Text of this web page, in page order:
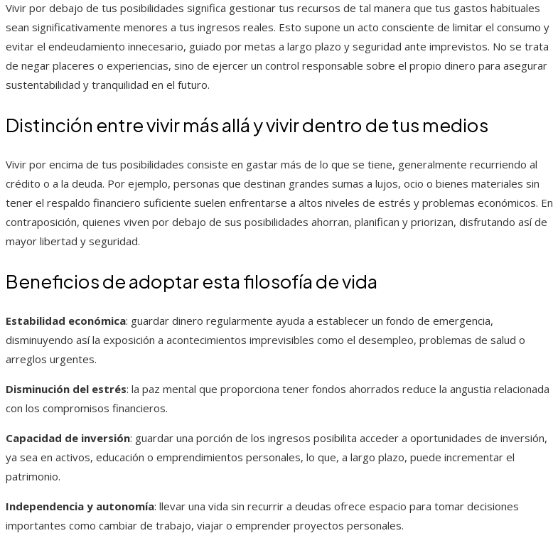
Vivir por debajo de tus posibilidades significa gestionar tus recursos de tal manera que tus gastos habituales
sean significativamente menores a tus ingresos reales. Esto supone un acto consciente de limitar el consumo y
evitar el endeudamiento innecesario, guiado por metas a largo plazo y seguridad ante imprevistos. No se trata
de negar placeres o experiencias, sino de ejercer un control responsable sobre el propio dinero para asegurar
sustentabilidad y tranquilidad en el futuro.
Distinción entre vivir más allá y vivir dentro de tus medios
Vivir por encima de tus posibilidades consiste en gastar más de lo que se tiene, generalmente recurriendo al
crédito o a la deuda. Por ejemplo, personas que destinan grandes sumas a lujos, ocio o bienes materiales sin
tener el respaldo financiero suficiente suelen enfrentarse a altos niveles de estrés y problemas económicos. En
contraposición, quienes viven por debajo de sus posibilidades ahorran, planifican y priorizan, disfrutando así de
mayor libertad y seguridad.
Beneficios de adoptar esta filosofía de vida
Estabilidad económica: guardar dinero regularmente ayuda a establecer un fondo de emergencia,
disminuyendo así la exposición a acontecimientos imprevisibles como el desempleo, problemas de salud o
arreglos urgentes.
Disminución del estrés: la paz mental que proporciona tener fondos ahorrados reduce la angustia relacionada
con los compromisos financieros.
Capacidad de inversión: guardar una porción de los ingresos posibilita acceder a oportunidades de inversión,
ya sea en activos, educación o emprendimientos personales, lo que, a largo plazo, puede incrementar el
patrimonio.
Independencia y autonomía: llevar una vida sin recurrir a deudas ofrece espacio para tomar decisiones
importantes como cambiar de trabajo, viajar o emprender proyectos personales.